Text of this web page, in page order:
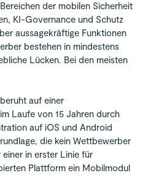
der mobilen Sicherheit
KI-Governance und Schutz
aussagekräftige Funktionen
bestehen in mindestens
Lücken. Bei den meisten
auf einer
Laufe von 15 Jahren durch
auf iOS und Android
die kein Wettbewerber
in erster Linie für
Plattform ein Mobilmodul